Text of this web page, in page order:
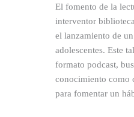
El fomento de la
interventor
el lanzamiento de
adolescentes. Este
formato podcast,
conocimiento como
para fomentar un